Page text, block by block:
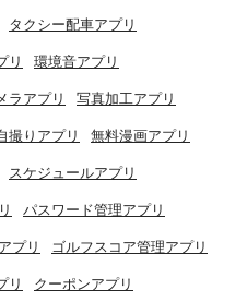
タクシー配車アプリ
リ 環境音アプリ
ラアプリ 写真加工アプリ
撮りアプリ 無料漫画アプリ
スケジュールアプリ
パスワード管理アプリ
プリ ゴルフスコア管理アプリ
リ クーポンアプリ